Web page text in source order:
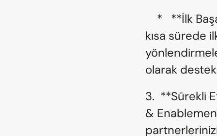
kısa sürede
olarak
3.  **Sürekli
&